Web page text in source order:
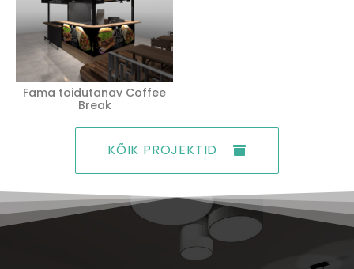
Fama toidutanav Coffee
Break
KÕIK PROJEKTID